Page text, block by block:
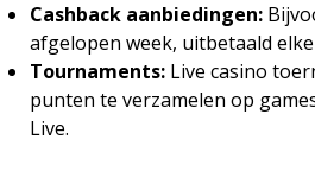
Cashback aanbiedingen:
afgelopen week, uitbetaald
Tournaments:Live casino
punten te verzamelen op
Live.